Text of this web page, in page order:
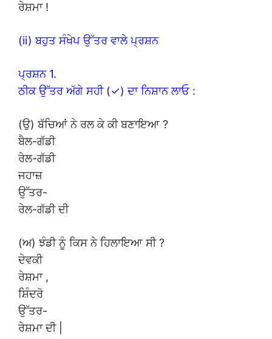
ਰੇਸ਼ਮਾ !
(ii) ਬਹੁਤ ਸੰਖੇਪ ਉੱਤਰ ਵਾਲੇ ਪ੍ਰਸ਼ਨ
ਪ੍ਰਸ਼ਨ 1.
ਠੀਕ ਉੱਤਰ ਅੱਗੇ ਸਹੀ (✓) ਦਾ ਨਿਸ਼ਾਨ ਲਾਓ :
(ਉ) ਬੱਚਿਆਂ ਨੇ ਰਲ ਕੇ ਕੀ ਬਣਾਇਆ ?
ਬੈਲ-ਗੱਡੀ
ਰੇਲ-ਗੱਡੀ
ਜਹਾਜ਼
ਉੱਤਰ-
ਰੇਲ-ਗੱਡੀ ਦੀ
(ਅ) ਝੰਡੀ ਨੂੰ ਕਿਸ ਨੇ ਹਿਲਾਇਆ ਸੀ ?
ਦੇਵਕੀ
ਰੇਸ਼ਮਾ ,
ਸ਼ਿੰਦਰੋ
ਉੱਤਰ-
ਰੇਸ਼ਮਾ ਦੀ |